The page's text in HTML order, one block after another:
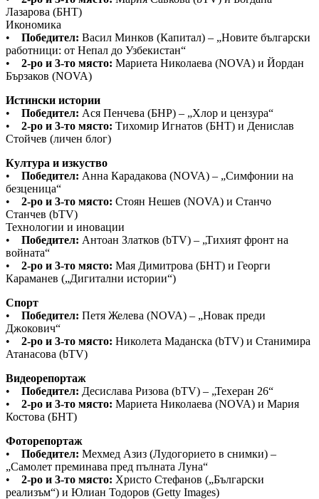
Лазарова (БНТ)
Икономика
• Победител: Васил Минков (Капитал) – „Новите български
работници: от Непал до Узбекистан“
• 2-ро и 3-то място: Мариета Николаева (NOVA) и Йордан
Бързаков (NOVA)
Истински истории
• Победител: Ася Пенчева (БНР) – „Хлор и цензура“
• 2-ро и 3-то място: Тихомир Игнатов (БНТ) и Денислав
Стойчев (личен блог)
Култура и изкуство
• Победител: Анна Карадакова (NOVA) – „Симфонии на
безценица“
• 2-ро и 3-то място: Стоян Нешев (NOVA) и Станчо
Станчев (bTV)
Технологии и иновации
• Победител: Антоан Златков (bTV) – „Тихият фронт на
войната“
•
2-ро и 3-то място: Мая Димитрова (БНТ) и Георги
Караманев („Дигитални истории“)
Спорт
• Победител: Петя Желева (NOVA) – „Новак преди
Джокович“
• 2-ро и 3-то място: Николета Маданска (bTV) и Станимира
Атанасова (bTV)
Видеорепортаж
•
Победител: Десислава Ризова (bTV) – „Техеран 26“
• 2-ро и 3-то място: Мариета Николаева (NOVA) и Мария
Костова (БНТ)
Фоторепортаж
• Победител: Мехмед Азиз (Лудогорието в снимки) –
„Самолет преминава пред пълната Луна“
• 2-ро и 3-то място: Христо Стефанов („Български
реализъм“) и Юлиан Тодоров (Getty Images)